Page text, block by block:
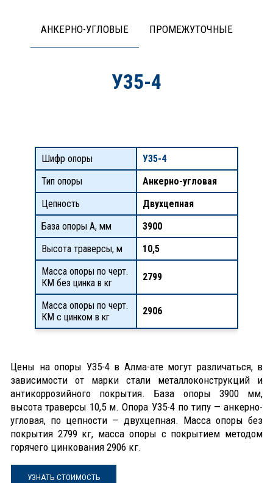
АНКЕРНО-УГЛОВЫЕ ПРОМЕЖУТОЧНЫЕ
У35-4
Шифр опоры
У35-4
Тип опоры
Анкерно-угловая
Цепность
Двухцепная
База опоры А, мм
3900
Высота траверсы, м
10,5
Масса опоры по черт.
КМ без цинка в кг
2799
Масса опоры по черт.
КМ с цинком в кг
2906
Цены на опоры У35-4 в Алма-ате могут различаться, в
зависимости от марки стали металлоконструкций и
антикоррозийного покрытия. База опоры 3900 мм,
высота траверсы 10,5 м. Опора У35-4 по типу — анкерно-
угловая, по цепности — двухцепная. Масса опоры без
покрытия 2799 кг, масса опоры с покрытием методом
горячего цинкования 2906 кг.
УЗНАТЬ СТОИМОСТЬ